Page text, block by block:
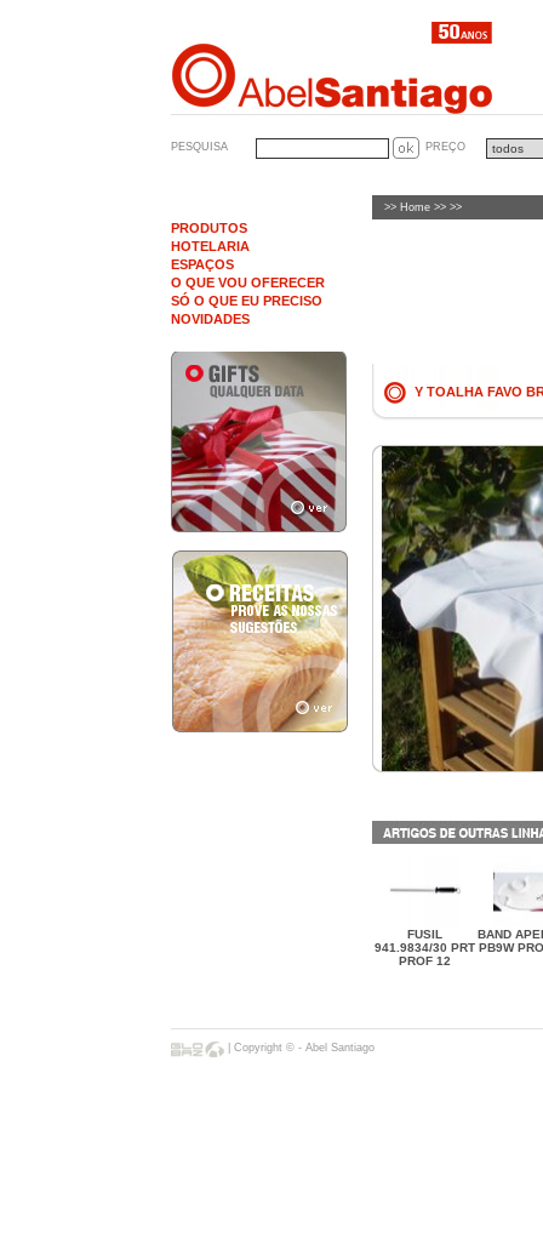
PESQUISA PREÇO
PRODUTOS
HOTELARIA
ESPAÇOS
O QUE VOU OFERECER
SÓ O QUE EU PRECISO
NOVIDADES
>> Home >> >>
Y TOALHA FAVO
FUSIL
941.9834/30 PRT
PROF 12
BAND
PB9W
| Copyright © - Abel Santiago